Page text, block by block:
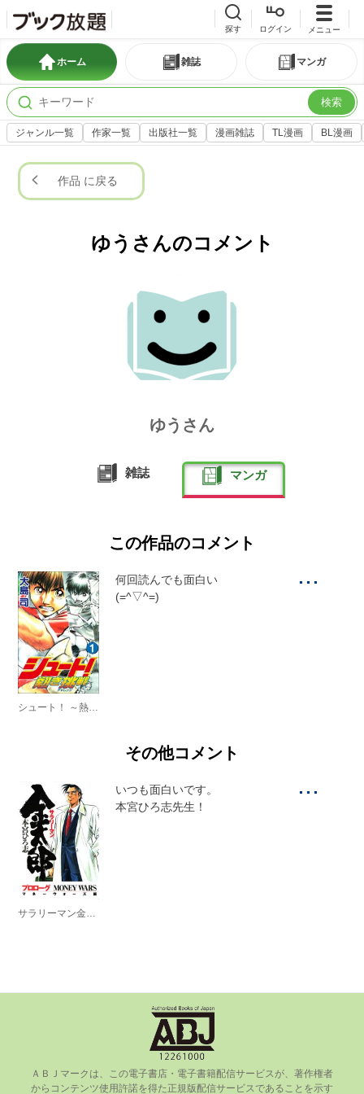
探す ログイン メニュー
ホーム 雑誌 マンガ
検索
ジャンル一覧 作家一覧 出版社一覧 漫画雑誌 TL漫画 BL漫画
作品 に戻る
ゆうさんのコメント
ゆうさん
雑誌 マンガ
この作品のコメント
シュート！ ～熱き挑戦～
何回読んでも面白い
(=^▽^=)
...
その他コメント
いつも面白いです。
本宮ひろ志先生！
...
ＡＢＪマークは、この電⼦書店・電⼦書籍配信サービスが、著作権者
からコンテンツ使⽤許諾を得た正規版配信サービスであることを⽰す